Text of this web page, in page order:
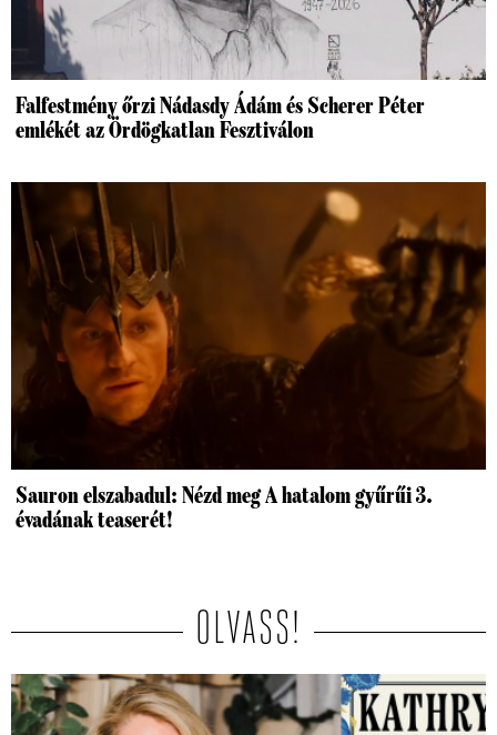
Falfestmény őrzi Nádasdy Ádám és Scherer Péter
emlékét az Ördögkatlan Fesztiválon
Sauron elszabadul: Nézd meg A hatalom gyűrűi 3.
évadának teaserét!
OLVASS!